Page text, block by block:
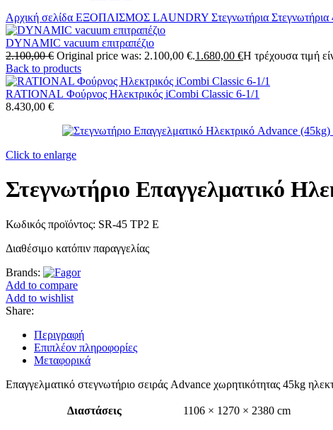
Αρχική σελίδα ΕΞΟΠΛΙΣΜΟΣ LAUNDRY Στεγνωτήρια
DYNAMIC vacuum επιτραπέζιο
2.100,00€ Original price was: 2.100,00 €.1.680,00 €Η τρέχουσα τιμή
Back to products
RATIONAL Φούρνος Ηλεκτρικός iCombi Classic 6-1/1
8.430,00 €
Click to enlarge
Στεγνωτήριο Επαγγελματικό
Κωδικός προϊόντος: SR-45 TP2 E
Διαθέσιμο κατόπιν παραγγελίας
Brands:
Add to compare
Add to wishlist
Share:
Περιγραφή
Επιπλέον πληροφορίες
Μεταφορικά
Επαγγελματικό στεγνωτήριο σειράς Advance χωρητικότητας 45kg
Διαστάσεις 1106 × 1270 × 2380 cm